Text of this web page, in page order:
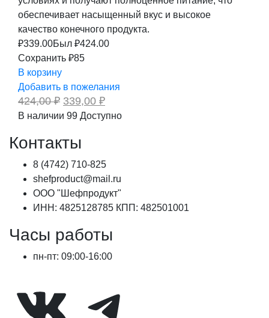
обеспечивает насыщенный вкус и высокое
качество конечного продукта.
₽339.00Был ₽424.00
Сохранить ₽85
В корзину
Добавить в пожелания
424,00₽ Первоначальная
цена
составляла
339,00 ₽Текущая
цена:
339,00 ₽.
В наличии 99 Доступно
Контакты
8 (4742) 710-825
shefproduct@mail.ru
ООО "Шефпродукт"
ИНН: 4825128785 КПП: 482501001
Часы работы
пн-пт: 09:00-16:00
ВКонтактеTelegram